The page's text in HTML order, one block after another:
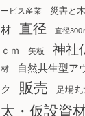
ービス産業
災害と
材
直径 直径300
ｃｍ
矢板 神社
材
自然共生型ア
ク
販売 足場丸
太・仮設資